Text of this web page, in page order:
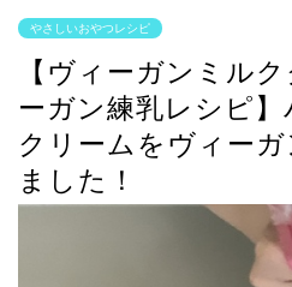
やさしいおやつレシピ
【ヴィーガンミル
ーガン練乳レシピ
クリームをヴィー
ました！